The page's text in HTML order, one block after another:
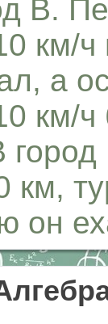
В.
км/
а
км/
км,
он